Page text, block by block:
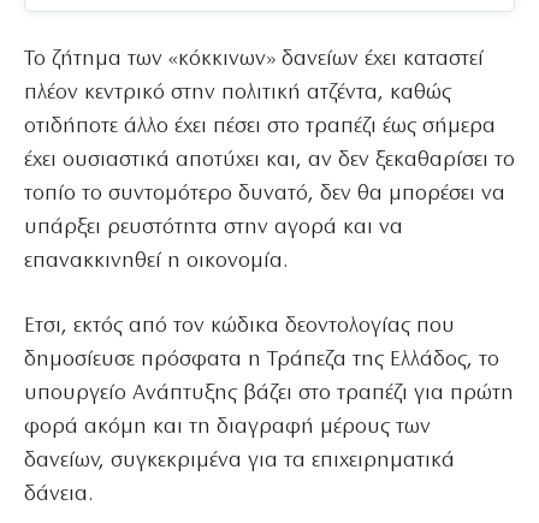
Το ζήτημα των «κόκκινων» δανείων έχει καταστεί
πλέον κεντρικό στην πολιτική ατζέντα, καθώς
οτιδήποτε άλλο έχει πέσει στο τραπέζι έως σήμερα
έχει ουσιαστικά αποτύχει και, αν δεν ξεκαθαρίσει το
τοπίο το συντομότερο δυνατό, δεν θα μπορέσει να
υπάρξει ρευστότητα στην αγορά και να
επανακκινηθεί η οικονομία.
Ετσι, εκτός από τον κώδικα δεοντολογίας που
δημοσίευσε πρόσφατα η Τράπεζα της Ελλάδος, το
υπουργείο Ανάπτυξης βάζει στο τραπέζι για πρώτη
φορά ακόμη και τη διαγραφή μέρους των
δανείων, συγκεκριμένα για τα επιχειρηματικά
δάνεια.